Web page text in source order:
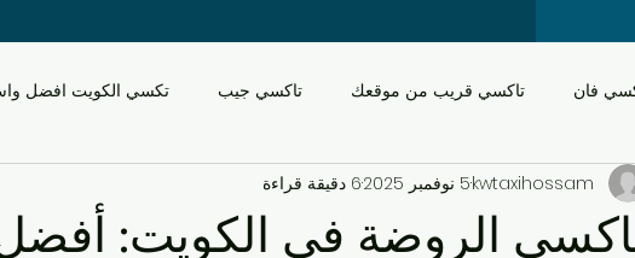
فان تاكسي قريب من موقعك تاكسي جيب تكسي الكويت افضل
عبد الله مبارك خدمات النقل في الكويت
الروضة في الكويت:
kwtaxihossam5 نوفمبر 2025 6 دقيقة قراءة